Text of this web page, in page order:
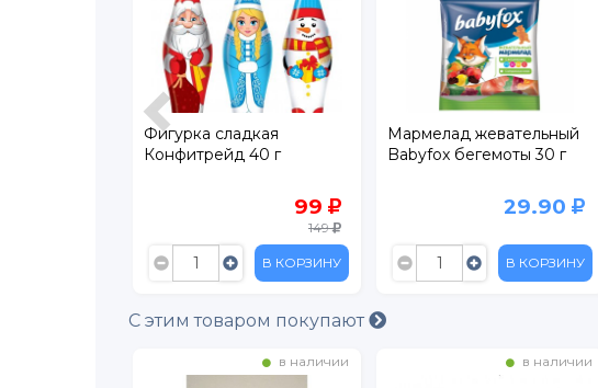
Фигурка сладкая
Конфитрейд 40 г
99
149
В КОРЗИНУ
Мармелад жевательный
Babyfox бегемоты 30 г
29.90
В КОРЗИНУ
С этим товаром покупают
в наличии в наличии